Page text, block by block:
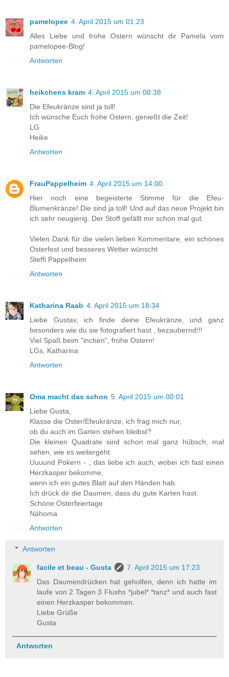
pamelopee 4. April 2015 um 01:23
Alles Liebe und frohe Ostern wünscht dir Pamela vom
pamelopee-Blog!
Antworten
heikchens kram 4. April 2015 um 08:38
Die Efeukränze sind ja toll!
Ich wünsche Euch frohe Ostern, genießt die Zeit!
LG
Heike
Antworten
FrauPappelheim 4. April 2015 um 14:00
Hier noch eine begeisterte Stimme für die Efeu-
Blumenkränze! Die sind ja toll! Und auf das neue Projekt bin
ich sehr neugierig. Der Stoff gefällt mir schon mal gut.
Vielen Dank für die vielen lieben Kommentare, ein schönes
Osterfest und besseres Wetter wünscht
Steffi Pappelheim
Antworten
Katharina Raab 4. April 2015 um 18:34
Liebe Gustav, ich finde deine Efeukränze, und ganz
besonders wie du sie fotografiert hast , bezaubernd!!!
Viel Spaß beim "inchen", frohe Ostern!
LGs, Katharina
Antworten
Oma macht das schon 5. April 2015 um 00:01
Liebe Gusta,
Klasse die Oster/Efeukränze, ich frag mich nur,
ob du auch im Garten stehen bleibst?
Die kleinen Quadrate sind schon mal ganz hübsch, mal
sehen, wie es weitergeht.
Uuuund Pokern - , das liebe ich auch, wobei ich fast einen
Herzkasper bekomme,
wenn ich ein gutes Blatt auf den Händen hab.
Ich drück dir die Daumen, dass du gute Karten hast.
Schöne Osterfeiertage
Nähoma
Antworten
Antworten
facile et beau - Gusta
7. April 2015 um 17:23
Das Daumendrücken hat geholfen, denn ich hatte im
laufe von 2 Tagen 3 Flushs *jubel* *tanz* und auch fast
einen Herzkasper bekommen.
Liebe Grüße
Gusta
Antworten